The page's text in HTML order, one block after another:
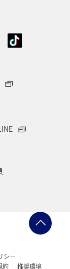
シー
約 推奨環境